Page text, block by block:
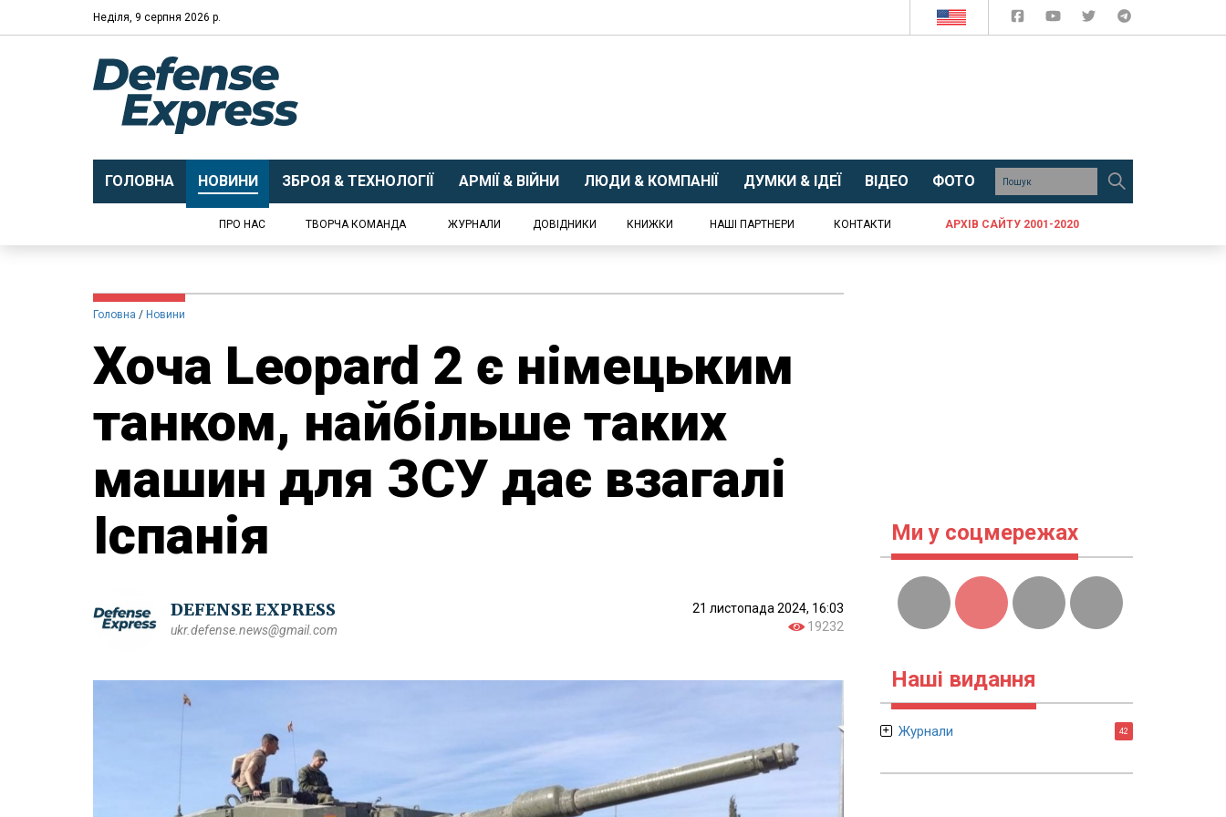
Неділя, 9 серпня 2026 р.
ГОЛОВНА НОВИНИ ЗБРОЯ & ТЕХНОЛОГІЇ АРМІЇ & ВІЙНИ ЛЮДИ & КОМПАНІЇ ДУМКИ & ІДЕЇ ВІДЕО ФОТО
ПРО НАС ТВОРЧА КОМАНДА ЖУРНАЛИ ДОВІДНИКИ КНИЖКИ НАШІ ПАРТНЕРИ КОНТАКТИ АРХІВ САЙТУ 2001-2020
Головна Новини
Хоча Leopard 2 є німецьким
танком, найбільше таких
машин для ЗСУ дає взагалі
Іспанія
DEFENSE EXPRESS
ukr.defense.news@gmail.com
21 листопада 2024, 16:03
19232
Ми у соцмережах
Наші видання
Журнали 42